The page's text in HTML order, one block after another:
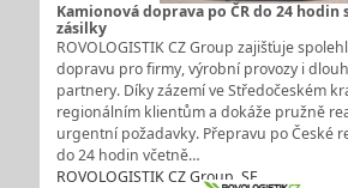
Kamionová doprava po ČR do 24
zásilky
ROVOLOGISTIK CZ Group zajišťuje
dopravu pro firmy, výrobní provozy i
partnery. Díky zázemí ve Středočeském
regionálním klientům a dokáže pružně
urgentní požadavky. Přepravu po České
do 24 hodin včetně…
ROVOLOGISTIK CZ Group, SE